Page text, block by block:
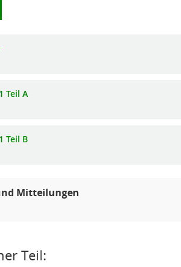
Teil A
Teil B
Mitteilungen
Teil: